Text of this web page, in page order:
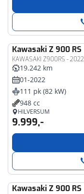
Kawasaki Z 900 RS
KAWASAKI Z900RS - 2022
19.242 km
01-2022
111 pk (82 kW)
948 cc
HILVERSUM
9.999,-
Kawasaki Z 900 RS